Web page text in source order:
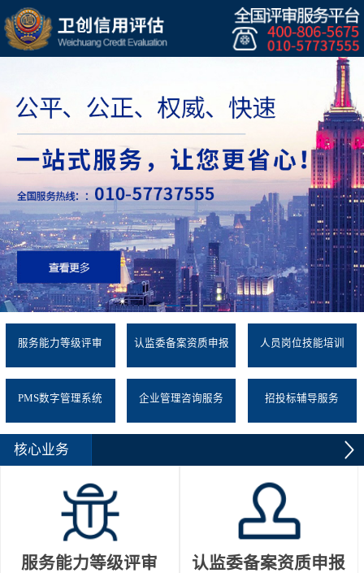
服务能力等级评审 认监委备案资质申报 人员岗位技能培训
PMS数字管理系统 企业管理咨询服务 招投标辅导服务
核心业务
服务能力等级评审 认监委备案资质申报